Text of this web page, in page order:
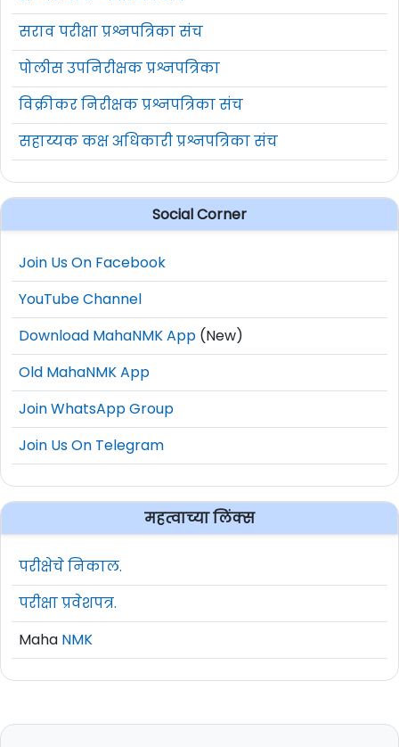
सराव परीक्षा प्रश्नपत्रिका संच
पोलीस उपनिरीक्षक प्रश्नपत्रिका
विक्रीकर निरीक्षक प्रश्नपत्रिका संच
सहाय्यक कक्ष अधिकारी प्रश्नपत्रिका संच
Social Corner
Join Us On Facebook
YouTube Channel
Download MahaNMK App (New)
Old MahaNMK App
Join WhatsApp Group
Join Us On Telegram
महत्वाच्या लिंक्स
परीक्षेचे निकाल.
परीक्षा प्रवेशपत्र.
Maha NMK